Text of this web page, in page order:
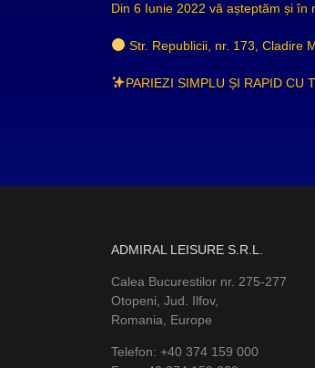
Din 6 Iunie 2022 vă așteptăm și în
Str. Republicii, nr. 173, Cladire
PARIEZI SIMPLU ȘI RAPID CU
ADMIRAL LEISURE S.R.L.
Calea Bucurestilor nr. 275-277
Otopeni, Jud. Ilfov,
Romania, Europe
Telefon: +40 374 159 000